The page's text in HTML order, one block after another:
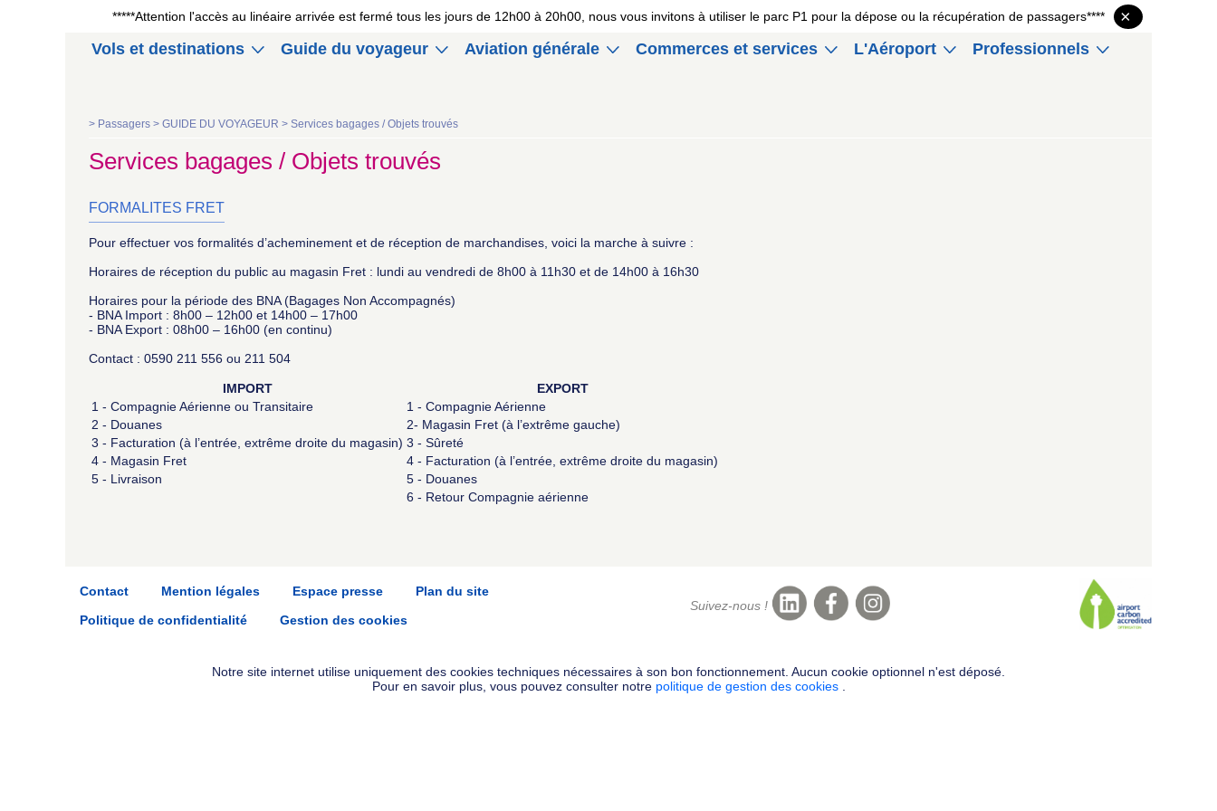
*****Attention l'accès au linéaire arrivée est fermé tous les jours de 12h00 à 20h00, nous vous invitons à utiliser le parc P1 pour la dépose ou la récupération de passagers**** ×
Vols et destinations Guide du voyageur Aviation générale Commerces et services L'Aéroport Professionnels
> Passagers > GUIDE DU VOYAGEUR > Services bagages / Objets trouvés
Services bagages / Objets trouvés
FORMALITES FRET
Pour effectuer vos formalités d’acheminement et de réception de marchandises, voici la marche à suivre :
Horaires de réception du public au magasin Fret : lundi au vendredi de 8h00 à 11h30 et de 14h00 à 16h30
Horaires pour la période des BNA (Bagages Non Accompagnés)
- BNA Import : 8h00 – 12h00 et 14h00 – 17h00
- BNA Export : 08h00 – 16h00 (en continu)
Contact : 0590 211 556 ou 211 504
IMPORT
EXPORT
1 - Compagnie Aérienne ou Transitaire
1 - Compagnie Aérienne
2 - Douanes
2- Magasin Fret (à l’extrême gauche)
3 - Facturation (à l’entrée, extrême droite du magasin) 3 - Sûreté
4 - Magasin Fret
4 - Facturation (à l’entrée, extrême droite du magasin)
5 - Livraison
5 - Douanes
6 - Retour Compagnie aérienne
Contact Mention légales Espace presse
Plan du site
Politique de confidentialité
Gestion des cookies
Suivez-nous !
Notre site internet utilise uniquement des cookies techniques nécessaires à son bon fonctionnement. Aucun cookie optionnel n'est déposé.
Pour en savoir plus, vous pouvez consulter notre politique de gestion des cookies